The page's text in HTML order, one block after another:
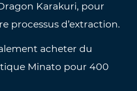
Karakuri, pour
processus d’extraction.
acheter du
Minato pour 400